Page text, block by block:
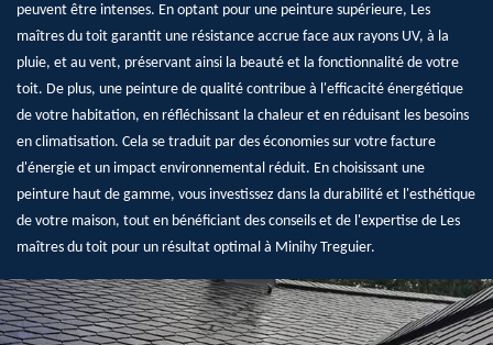
peuvent être intenses. En optant pour une peinture supérieure, Les
maîtres du toit garantit une résistance accrue face aux rayons UV, à la
pluie, et au vent, préservant ainsi la beauté et la fonctionnalité de votre
toit. De plus, une peinture de qualité contribue à l'efficacité énergétique
de votre habitation, en réfléchissant la chaleur et en réduisant les besoins
en climatisation. Cela se traduit par des économies sur votre facture
d'énergie et un impact environnemental réduit. En choisissant une
peinture haut de gamme, vous investissez dans la durabilité et l'esthétique
de votre maison, tout en bénéficiant des conseils et de l'expertise de Les
maîtres du toit pour un résultat optimal à Minihy Treguier.